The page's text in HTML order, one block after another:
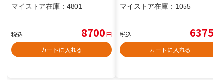
マイストア在庫： 4801
税込 8700円
カートに入れる
マイストア在庫： 1055
税込 6375
カートに入れる